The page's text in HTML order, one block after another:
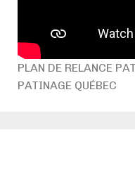
PLAN DE RELANCE
PATINAGE QUÉBEC